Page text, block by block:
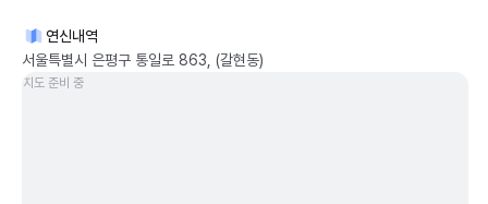
연신내역
서울특별시 은평구 통일로 863, (갈현동)
지도 준비 중